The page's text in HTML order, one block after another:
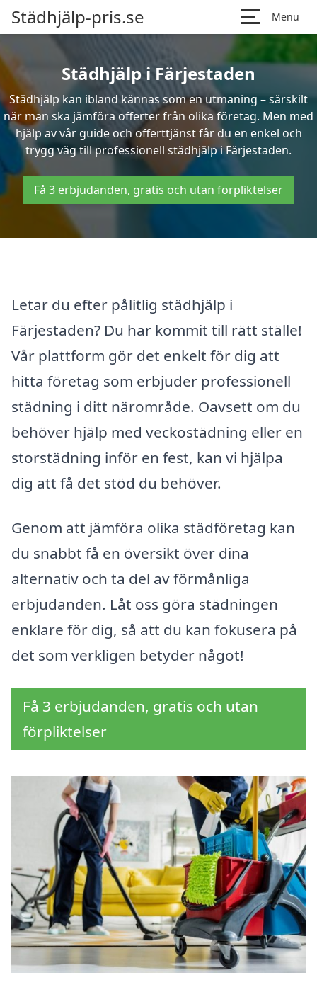
Städhjälp-pris.se Menu
Städhjälp i Färjestaden
Städhjälp kan ibland kännas som en utmaning – särskilt
när man ska jämföra offerter från olika företag. Men med
hjälp av vår guide och offerttjänst får du en enkel och
trygg väg till professionell städhjälp i Färjestaden.
Få 3 erbjudanden, gratis och utan förpliktelser
Letar du efter pålitlig städhjälp i
Färjestaden? Du har kommit till rätt ställe!
Vår plattform gör det enkelt för dig att
hitta företag som erbjuder professionell
städning i ditt närområde. Oavsett om du
behöver hjälp med veckostädning eller en
storstädning inför en fest, kan vi hjälpa
dig att få det stöd du behöver.
Genom att jämföra olika städföretag kan
du snabbt få en översikt över dina
alternativ och ta del av förmånliga
erbjudanden. Låt oss göra städningen
enklare för dig, så att du kan fokusera på
det som verkligen betyder något!
Få 3 erbjudanden, gratis och utan
förpliktelser